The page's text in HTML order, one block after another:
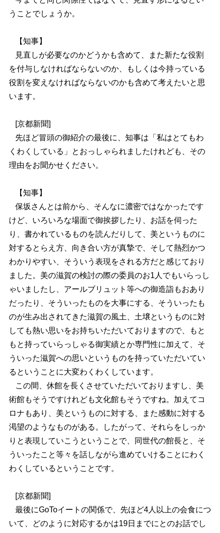
うことでしょうか。
【知事】
見直しが必要なのかどうかも含めて、また新たな役割
を付与しなければならないのか、もしくは今持っている
役割を変えなければならないのかも含めて考えたいと思
います。
[京都新聞]
先ほど冒頭の御紹介の最後に、知事は「私はとてもわ
くわくしている」とおっしゃられましたけれども、その
理由をお聞かせください。
【知事】
保坂さんとは前から、そんなに濃密ではなかったです
けど、いろいろな場面で御挨拶したり、お話を伺った
り、書かれているものを読んだりして、美というものに
対するとらえ方、向き合い方が真摯で、そして熱烈かつ
わかりやすい、そういう表現をされる方だと感じており
ました。美の滋賀の検討の際の委員のお1人でもいらっし
ゃいましたし、アールブリュット等への御造詣もおあり
だったり、そういったものを大事にする、そういったも
のが生み出されてきた滋賀の風土、土壌というものに対
しても熱い思いをお持ちいただいておりますので、もと
もと持っていらっしゃる御実績とか専門性に加えて、そ
ういった滋賀への思いというものを持っていただいてい
るということに大変わくわくしています。
この間、休館を長くさせていただいておりますし、美
術館もそうですけれども文化館もそうですね。加えてコ
ロナもあり、美というものに対する、また感動に対する
渇望のようなものがある。したがって、それらをしっか
りと表現していこうということで、同世代の館長と、そ
ういったこと等々を話しながら進めていけることにわく
わくしているということです。
[京都新聞]
最後にGoToイートの関係で、先ほど4人以上の会食につ
いて、どのように対応するかは19日までにとのお話でし